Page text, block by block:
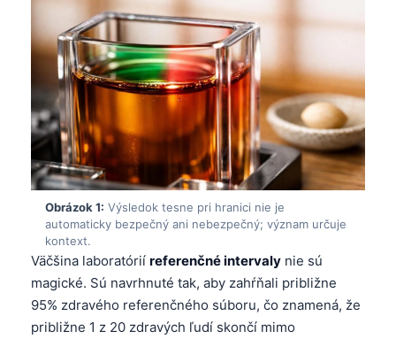
Obrázok 1: Výsledok tesne pri hranici nie je
automaticky bezpečný ani nebezpečný; význam určuje
kontext.
Väčšina laboratórií referenčné intervaly nie sú
magické. Sú navrhnuté tak, aby zahŕňali približne
95% zdravého referenčného súboru, čo znamená, že
približne 1 z 20 zdravých ľudí skončí mimo